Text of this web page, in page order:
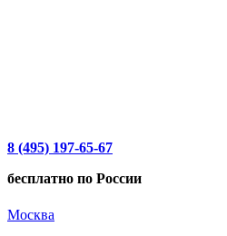
8 (495) 197-65-67
бесплатно по России
Москва